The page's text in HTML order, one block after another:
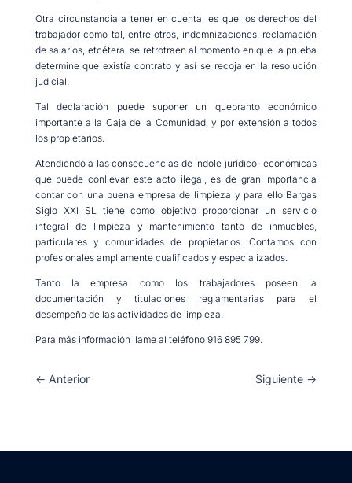
Otra circunstancia a tener en cuenta, es que los derechos del
trabajador como tal, entre otros, indemnizaciones, reclamación
de salarios, etcétera, se retrotraen al momento en que la prueba
determine que existía contrato y así se recoja en la resolución
judicial.
Tal declaración puede suponer un quebranto económico
importante a la Caja de la Comunidad, y por extensión a todos
los propietarios.
Atendiendo a las consecuencias de índole jurídico- económicas
que puede conllevar este acto ilegal, es de gran importancia
contar con una buena empresa de limpieza y para ello Bargas
Siglo XXI SL tiene como objetivo proporcionar un servicio
integral de limpieza y mantenimiento tanto de inmuebles,
particulares y comunidades de propietarios. Contamos con
profesionales ampliamente cualificados y especializados.
Tanto la empresa como los trabajadores poseen la
documentación y titulaciones reglamentarias para el
desempeño de las actividades de limpieza.
Para más información llame al teléfono 916 895 799.
← Anterior Siguiente →